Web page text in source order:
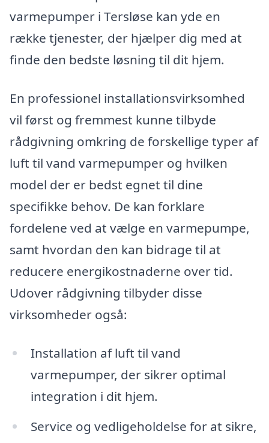
varmepumper i Tersløse kan yde en
række tjenester, der hjælper dig med at
finde den bedste løsning til dit hjem.
En professionel installationsvirksomhed
vil først og fremmest kunne tilbyde
rådgivning omkring de forskellige typer af
luft til vand varmepumper og hvilken
model der er bedst egnet til dine
specifikke behov. De kan forklare
fordelene ved at vælge en varmepumpe,
samt hvordan den kan bidrage til at
reducere energikostnaderne over tid.
Udover rådgivning tilbyder disse
virksomheder også:
Installation af luft til vand
varmepumper, der sikrer optimal
integration i dit hjem.
Service og vedligeholdelse for at sikre,